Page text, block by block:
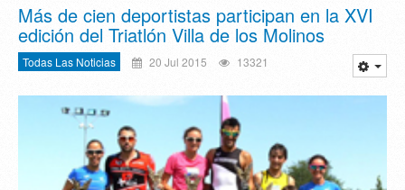
Más de cien deportistas participan en la XVI
edición del Triatlón Villa de los Molinos
Todas Las Noticias 20 Jul 2015 13321